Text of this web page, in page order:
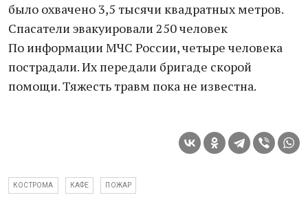
было охвачено 3,5 тысячи квадратных метров.
Спасатели эвакуировали 250 человек
По информации МЧС России, четыре человека
пострадали. Их передали бригаде скорой
помощи. Тяжесть травм пока не известна.
КОСТРОМА КАФЕ ПОЖАР